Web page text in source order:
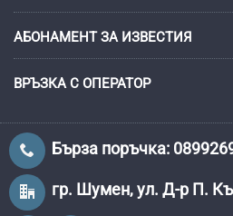
АБОНАМЕНТ ЗА ИЗВЕСТИЯ
ВРЪЗКА С ОПЕРАТОР
Бърза поръчка:
гр. Шумен, ул. Д-р П.